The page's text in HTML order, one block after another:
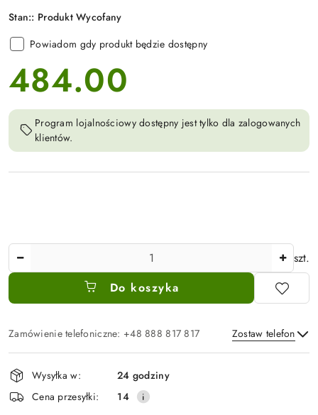
Stan:: Produkt Wycofany
Powiadom gdy produkt będzie dostępny
cena:
484.00
Program lojalnościowy dostępny jest tylko dla zalogowanych
klientów.
szt.
Do koszyka
Zamówienie telefoniczne: +48 888 817 817 Zostaw telefon
Wyślij
Dostępność
i
dostawa
Wysyłka w:
24 godziny
Cena przesyłki:
14